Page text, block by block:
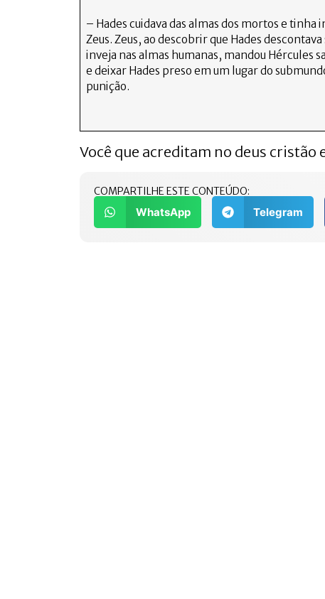
– Hades cuidava das almas dos mortos e tinha
Zeus. Zeus, ao descobrir que Hades descontava
inveja nas almas humanas, mandou Hércules
e deixar Hades preso em um lugar do
punição.
Você que acreditam no deus
COMPARTILHE ESTE CONTEÚDO:
WhatsApp Telegram